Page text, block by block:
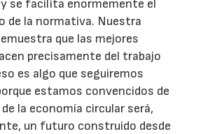
se facilita enormemente el
de la normativa. Nuestra
que las mejores
precisamente del trabajo
es algo que seguiremos
estamos convencidos de
la economía circular será,
un futuro construido desde